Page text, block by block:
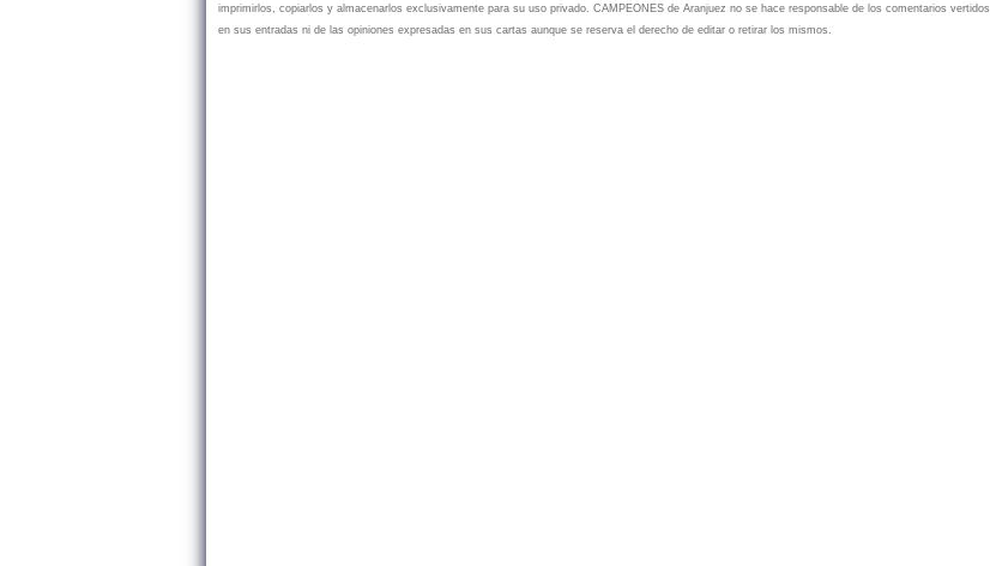
imprimirlos, copiarlos y almacenarlos exclusivamente para su uso privado. CAMPEONES de Aranjuez no se hace responsable de los comentarios vertidos
en sus entradas ni de las opiniones expresadas en sus cartas aunque se reserva el derecho de editar o retirar los mismos.